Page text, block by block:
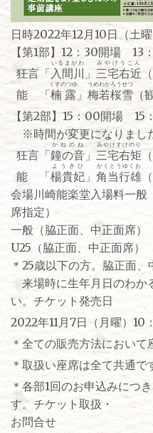
日時2022年12月10日（土曜
【第1部】12：30開場 13
狂言「入間川
いるまがわ
」三宅右近
みやけうこん
能 「楠露
くすのつゆ
」 梅若桜雪
うめわかろうせつ
（
【第2部】15：00開場 15
※時間が変更になりまし
狂言「鐘の音
かねのね
」 三宅右矩
みやけすけのり
能 「楊貴妃
ようきひ
」 角当行雄
かくとうゆくお
会場川崎能楽堂入場料一
席指定）
一般（脇正面、中正面席
U25（脇正面、中正面席）
＊25歳以下の方。脇正面、
来場時に生年月日のわか
い。チケット発売日
2022年11月7日（月曜）10
＊全ての販売方法において
＊取扱い座席は全て共通で
＊各部1回のお申込みにつ
す。チケット取扱・
お問合せ